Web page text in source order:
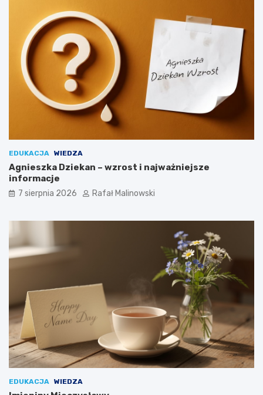
EDUKACJA WIEDZA
Agnieszka Dziekan – wzrost i najważniejsze
informacje
7 sierpnia 2026 Rafał Malinowski
EDUKACJA WIEDZA